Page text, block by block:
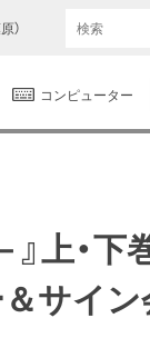
）
コンピューター
』上・
サイ